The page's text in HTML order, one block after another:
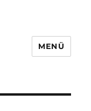
MENÜ